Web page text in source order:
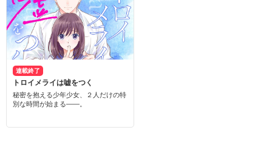
連載終了
トロイメライは嘘をつく
秘密を抱える少年少女、２人だけの特
別な時間が始まる――。